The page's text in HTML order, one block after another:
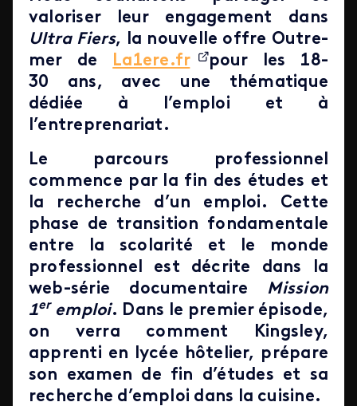
valoriser leur engagement dans
Ultra Fiers, la nouvelle offre Outre-
mer de
La1ere.fr
pour les 18-
30 ans, avec une thématique
dédiée à l’emploi et à
l’entreprenariat.
Le parcours professionnel
commence par la fin des études et
la recherche d’un emploi. Cette
phase de transition fondamentale
entre la scolarité et le monde
professionnel est décrite dans la
web-série documentaire Mission
1er emploi. Dans le premier épisode,
on verra comment Kingsley,
apprenti en lycée hôtelier, prépare
son examen de fin d’études et sa
recherche d’emploi dans la cuisine.